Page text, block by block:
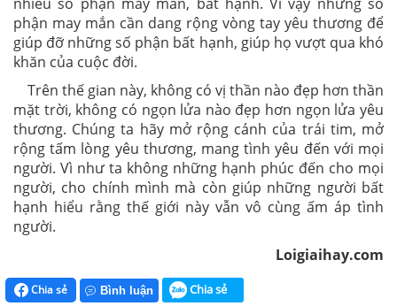
phận may mắn cần dang rộng vòng tay yêu thương để
giúp đỡ những số phận bất hạnh, giúp họ vượt qua khó
khăn của cuộc đời.
Trên thế gian này, không có vị thần nào đẹp hơn thần
mặt trời, không có ngọn lửa nào đẹp hơn ngọn lửa yêu
thương. Chúng ta hãy mở rộng cánh của trái tim, mở
rộng tấm lòng yêu thương, mang tình yêu đến với mọi
người. Vì như ta không những hạnh phúc đến cho mọi
người, cho chính mình mà còn giúp những người bất
hạnh hiểu rằng thế giới này vẫn vô cùng ấm áp tình
người.
Loigiaihay.com
Chia sẻ Bình luận Chia sẻ